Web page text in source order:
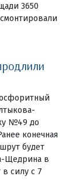
3650
№49 до
конечная
будет
Щедрина в
силу с 7